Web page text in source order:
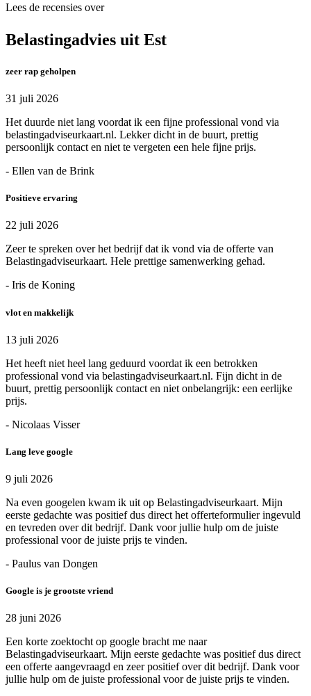
Lees de recensies over
Belastingadvies uit Est
zeer rap geholpen
31 juli 2026
Het duurde niet lang voordat ik een fijne professional vond via
belastingadviseurkaart.nl. Lekker dicht in de buurt, prettig
persoonlijk contact en niet te vergeten een hele fijne prijs.
- Ellen van de Brink
Positieve ervaring
22 juli 2026
Zeer te spreken over het bedrijf dat ik vond via de offerte van
Belastingadviseurkaart. Hele prettige samenwerking gehad.
- Iris de Koning
vlot en makkelijk
13 juli 2026
Het heeft niet heel lang geduurd voordat ik een betrokken
professional vond via belastingadviseurkaart.nl. Fijn dicht in de
buurt, prettig persoonlijk contact en niet onbelangrijk: een eerlijke
prijs.
- Nicolaas Visser
Lang leve google
9 juli 2026
Na even googelen kwam ik uit op Belastingadviseurkaart. Mijn
eerste gedachte was positief dus direct het offerteformulier ingevuld
en tevreden over dit bedrijf. Dank voor jullie hulp om de juiste
professional voor de juiste prijs te vinden.
- Paulus van Dongen
Google is je grootste vriend
28 juni 2026
Een korte zoektocht op google bracht me naar
Belastingadviseurkaart. Mijn eerste gedachte was positief dus direct
een offerte aangevraagd en zeer positief over dit bedrijf. Dank voor
jullie hulp om de juiste professional voor de juiste prijs te vinden.